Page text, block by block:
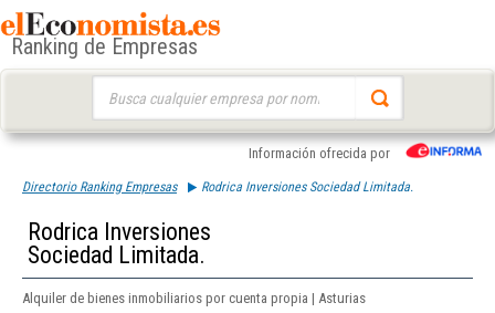
Ranking de Empresas
Información ofrecida por
Directorio Ranking Empresas Rodrica Inversiones Sociedad Limitada.
Rodrica Inversiones
Sociedad Limitada.
Alquiler de bienes inmobiliarios por cuenta propia | Asturias